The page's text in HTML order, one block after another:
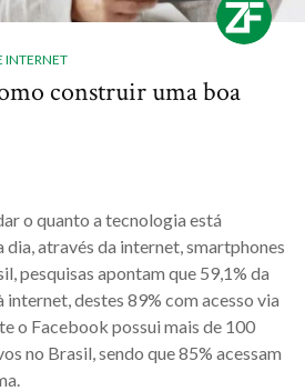
INTERNET
construir uma boa
o quanto a tecnologia está
dia, através da internet, smartphones
pesquisas apontam que 59,1% da
internet, destes 89% com acesso via
o Facebook possui mais de 100
no Brasil, sendo que 85% acessam